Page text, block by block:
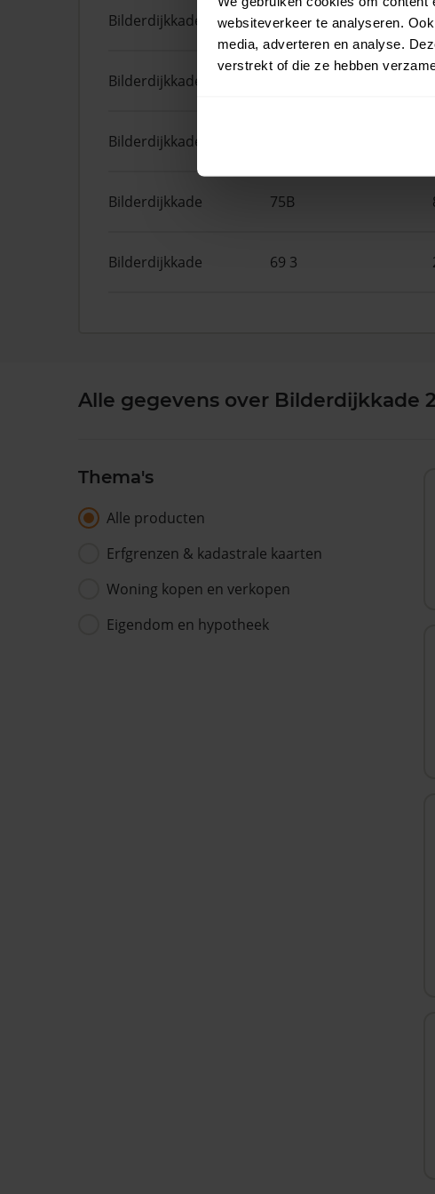
websiteverkeer te analyseren.
media, adverteren en analyse.
verstrekt of die ze hebben
Bilderdijkkade 26 1
Bilderdijkkade
Bilderdijkkade
Bilderdijkkade 75B
Bilderdijkkade 69 3
Alle gegevens over Bilderdijkkade
Thema's
Alle producten
Erfgrenzen & kadastrale kaarten
Woning kopen en verkopen
Eigendom en hypotheek